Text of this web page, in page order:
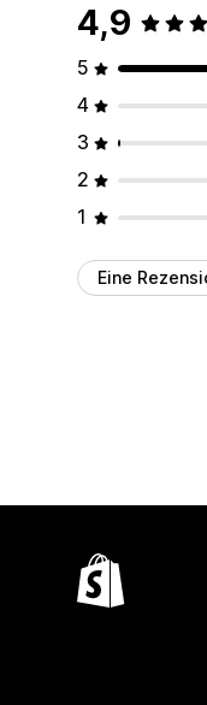
4,9
5
4
3
2
1
Eine